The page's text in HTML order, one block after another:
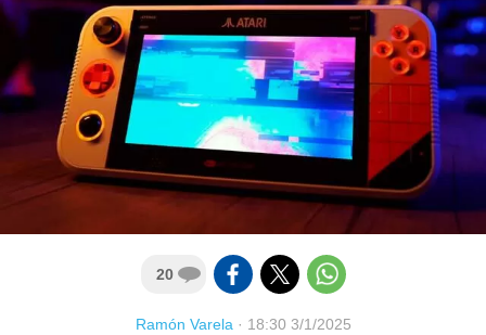
20
Ramón Varela· 18:30 3/1/2025